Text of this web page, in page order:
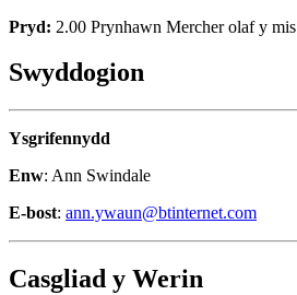
Pryd: 2.00 Prynhawn Mercher olaf y mis
Swyddogion
Ysgrifennydd
Enw: Ann Swindale
E-bost: ann.ywaun@btinternet.com
Casgliad y Werin